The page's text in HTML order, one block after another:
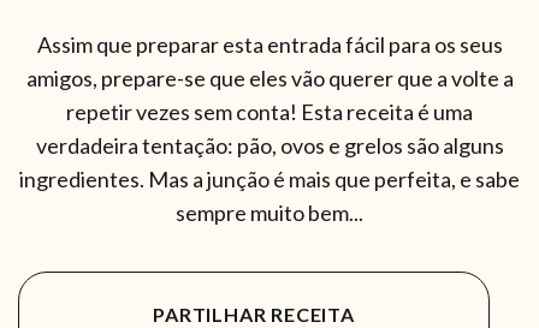
Assim que preparar esta entrada fácil para os seus
amigos, prepare-se que eles vão querer que a volte a
repetir vezes sem conta! Esta receita é uma
verdadeira tentação: pão, ovos e grelos são alguns
ingredientes. Mas a junção é mais que perfeita, e sabe
sempre muito bem...
PARTILHAR RECEITA